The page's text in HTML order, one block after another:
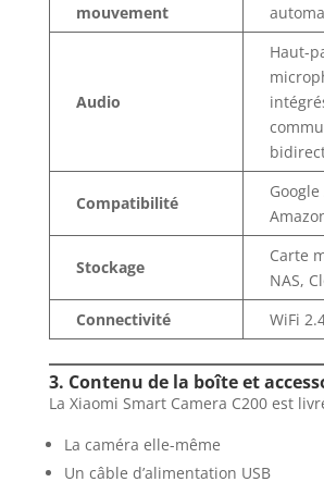
mouvement
Audio
Haut-
Compatibilité
Stockage
Carte
NAS,
Connectivité
WiFi
3. Contenu de la boîte et
La Xiaomi Smart Camera C200 est
La caméra elle-même
Un câble d’alimentation USB